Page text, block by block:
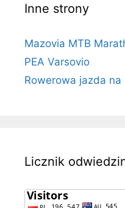
Inne strony
Mazovia MTB
PEA Varsovio
Rowerowa jazda na
Licznik